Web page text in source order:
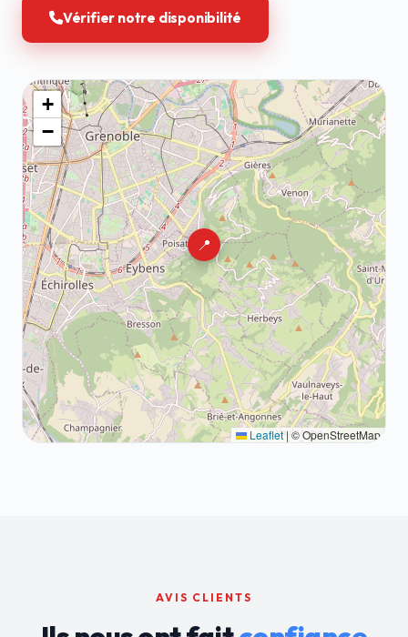
Vérifier notre disponibilité
📍
+
−
Leaflet |© OpenStreetMap
AVIS CLIENTS